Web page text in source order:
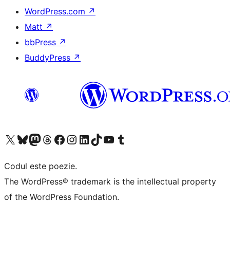
WordPress.com ↗
Matt ↗
bbPress ↗
BuddyPress ↗
Mergi la contul nostru X (fost Twitter)
Vizitează contul nostru Bluesky
Vizitează contul nostru Mastodon
Vizitează contul nostru Threads
Vizitează pagina noastră Facebook
Vizitează-ne pe Instagram
Vizitează-ne pe LinkedIn
Vizitează contul nostru TikTok
Vizitează canalul nostru YouTube
Vizitează contul nostru Tumblr
Codul este poezie.
The WordPress® trademark is the intellectual property
of the WordPress Foundation.